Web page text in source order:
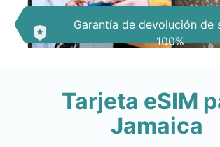
Garantía de devolución de
100%
Tarjeta eSIM
Jamaica